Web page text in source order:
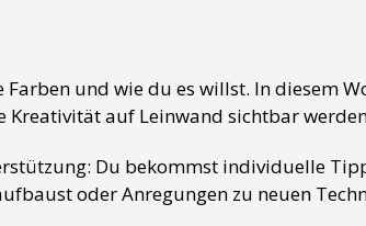
und wie du es willst. In diesem
auf Leinwand sichtbar
Du bekommst individuelle
oder Anregungen zu neuen